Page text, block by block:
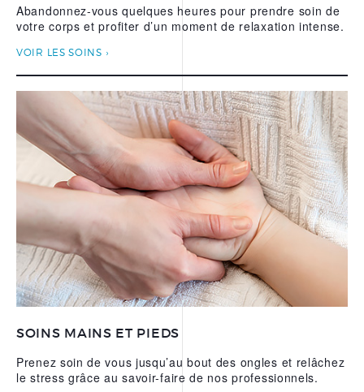
Abandonnez-vous quelques heures pour prendre soin de
votre corps et profiter d’un moment de relaxation intense.
VOIR LES SOINS
SOINS MAINS ET PIEDS
Prenez soin de vous jusqu’au bout des ongles et relâchez
le stress grâce au savoir-faire de nos professionnels.